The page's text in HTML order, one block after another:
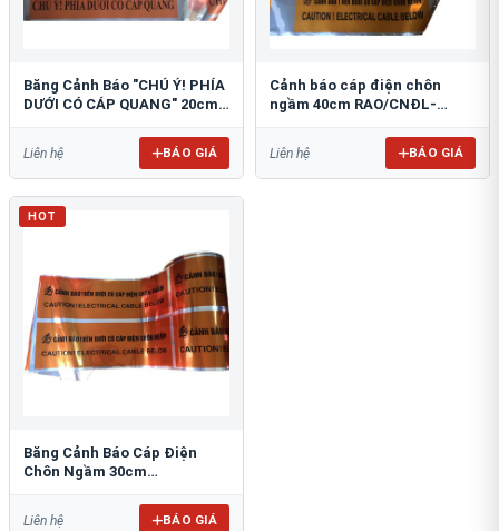
Băng Cảnh Báo "CHÚ Ý! PHÍA
DƯỚI CÓ CÁP QUANG" 20cm
Liên hệ BÁO GIÁ
Cảnh báo cáp điện chôn
ngầm 40cm RAO/CNĐL-
Liên hệ BÁO GIÁ
HOT
Băng Cảnh Báo Cáp Điện
Chôn Ngầm 30cm
Liên hệ BÁO GIÁ